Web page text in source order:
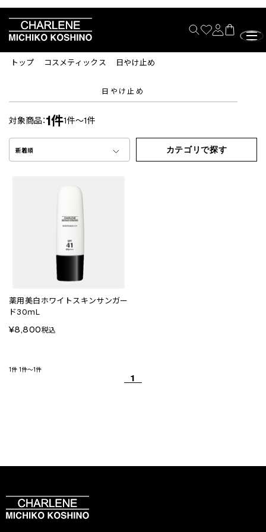
トップ コスメティックス 日やけ止め
日やけ止め
対象商品：1件1件～1件
新着順 カテゴリで探す
薬用美白ホワイトスキンサンガー
ド30ｍL
¥8,800税込
1件 1件～1件
1